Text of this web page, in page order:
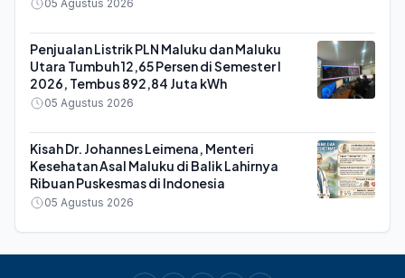
05 Agustus 2026
Penjualan Listrik PLN Maluku dan Maluku
Utara Tumbuh 12,65 Persen di Semester I
2026, Tembus 892,84 Juta kWh
05 Agustus 2026
Kisah Dr. Johannes Leimena, Menteri
Kesehatan Asal Maluku di Balik Lahirnya
Ribuan Puskesmas di Indonesia
05 Agustus 2026